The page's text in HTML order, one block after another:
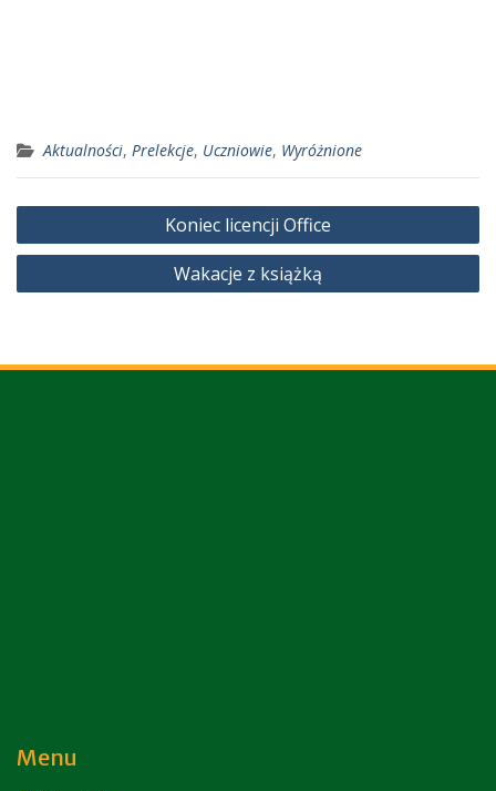
Aktualności, Prelekcje, Uczniowie, Wyróżnione
Nawigacja
wpisu
Koniec licencji Office
Wakacje z książką
Menu